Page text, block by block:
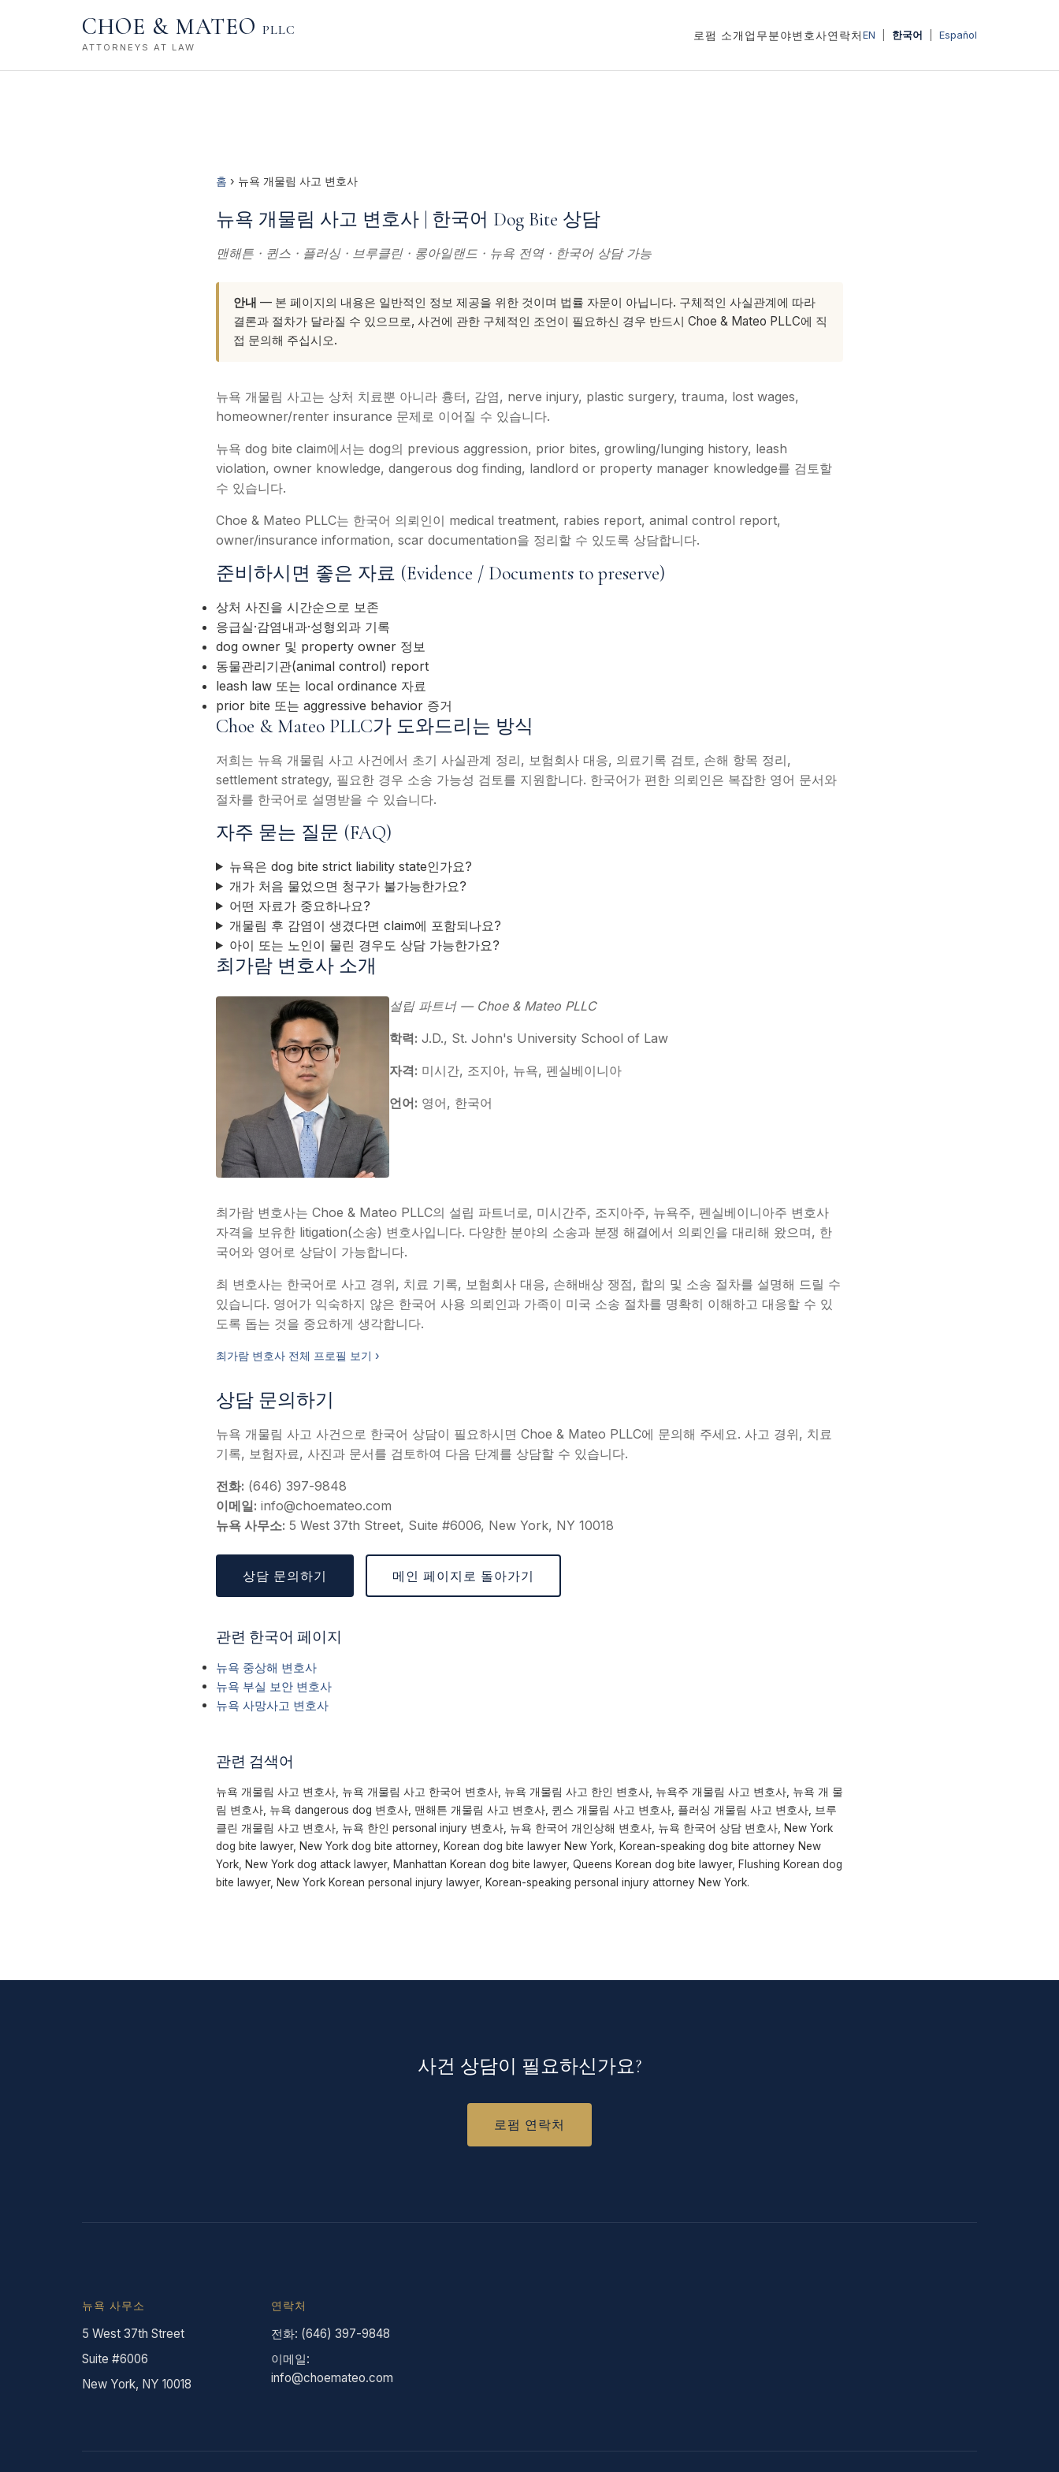
CHOE & MATEO PLLC
ATTORNEYS AT LAW
로펌 소개 업무분야변호사연락처 EN 한국어 Español
홈 › 뉴욕 개물림 사고 변호사
뉴욕 개물림 사고 변호사 | 한국어 Dog Bite 상담
맨해튼 · 퀸스 · 플러싱 · 브루클린 · 롱아일랜드 · 뉴욕 전역 · 한국어 상담 가능
안내 — 본 페이지의 내용은 일반적인 정보 제공을 위한 것이며 법률 자문이 아닙니다. 구체적인 사실관계에 따라
결론과 절차가 달라질 수 있으므로, 사건에 관한 구체적인 조언이 필요하신 경우 반드시 Choe & Mateo PLLC에 직
접 문의해 주십시오.
뉴욕 개물림 사고는 상처 치료뿐 아니라 흉터, 감염, nerve injury, plastic surgery, trauma, lost wages,
homeowner/renter insurance 문제로 이어질 수 있습니다.
뉴욕 dog bite claim에서는 dog의 previous aggression, prior bites, growling/lunging history, leash
violation, owner knowledge, dangerous dog finding, landlord or property manager knowledge를 검토할
수 있습니다.
Choe & Mateo PLLC는 한국어 의뢰인이 medical treatment, rabies report, animal control report,
owner/insurance information, scar documentation을 정리할 수 있도록 상담합니다.
준비하시면 좋은 자료 (Evidence / Documents to preserve)
상처 사진을 시간순으로 보존
응급실·감염내과·성형외과 기록
dog owner 및 property owner 정보
동물관리기관(animal control) report
leash law 또는 local ordinance 자료
prior bite 또는 aggressive behavior 증거
Choe & Mateo PLLC가 도와드리는 방식
저희는 뉴욕 개물림 사고 사건에서 초기 사실관계 정리, 보험회사 대응, 의료기록 검토, 손해 항목 정리,
settlement strategy, 필요한 경우 소송 가능성 검토를 지원합니다. 한국어가 편한 의뢰인은 복잡한 영어 문서와
절차를 한국어로 설명받을 수 있습니다.
자주 묻는 질문 (FAQ)
뉴욕은 dog bite strict liability state인가요?
개가 처음 물었으면 청구가 불가능한가요?
어떤 자료가 중요하나요?
개물림 후 감염이 생겼다면 claim에 포함되나요?
아이 또는 노인이 물린 경우도 상담 가능한가요?
최가람 변호사 소개
설립 파트너 — Choe & Mateo PLLC
학력: J.D., St. John's University School of Law
자격: 미시간, 조지아, 뉴욕, 펜실베이니아
언어: 영어, 한국어
최가람 변호사는 Choe & Mateo PLLC의 설립 파트너로, 미시간주, 조지아주, 뉴욕주, 펜실베이니아주 변호사
자격을 보유한 litigation(소송) 변호사입니다. 다양한 분야의 소송과 분쟁 해결에서 의뢰인을 대리해 왔으며, 한
국어와 영어로 상담이 가능합니다.
최 변호사는 한국어로 사고 경위, 치료 기록, 보험회사 대응, 손해배상 쟁점, 합의 및 소송 절차를 설명해 드릴 수
있습니다. 영어가 익숙하지 않은 한국어 사용 의뢰인과 가족이 미국 소송 절차를 명확히 이해하고 대응할 수 있
도록 돕는 것을 중요하게 생각합니다.
최가람 변호사 전체 프로필 보기 ›
상담 문의하기
뉴욕 개물림 사고 사건으로 한국어 상담이 필요하시면 Choe & Mateo PLLC에 문의해 주세요. 사고 경위, 치료
기록, 보험자료, 사진과 문서를 검토하여 다음 단계를 상담할 수 있습니다.
전화: (646) 397-9848
이메일: info@choemateo.com
뉴욕 사무소: 5 West 37th Street, Suite #6006, New York, NY 10018
상담 문의하기 메인 페이지로 돌아가기
관련 한국어 페이지
뉴욕 중상해 변호사
뉴욕 부실 보안 변호사
뉴욕 사망사고 변호사
관련 검색어
뉴욕 개물림 사고 변호사, 뉴욕 개물림 사고 한국어 변호사, 뉴욕 개물림 사고 한인 변호사, 뉴욕주 개물림 사고 변호사, 뉴욕 개 물
림 변호사, 뉴욕 dangerous dog 변호사, 맨해튼 개물림 사고 변호사, 퀸스 개물림 사고 변호사, 플러싱 개물림 사고 변호사, 브루
클린 개물림 사고 변호사, 뉴욕 한인 personal injury 변호사, 뉴욕 한국어 개인상해 변호사, 뉴욕 한국어 상담 변호사, New York
dog bite lawyer, New York dog bite attorney, Korean dog bite lawyer New York, Korean-speaking dog bite attorney New
York, New York dog attack lawyer, Manhattan Korean dog bite lawyer, Queens Korean dog bite lawyer, Flushing Korean dog
bite lawyer, New York Korean personal injury lawyer, Korean-speaking personal injury attorney New York.
사건 상담이 필요하신가요?
로펌 연락처
뉴욕 사무소
5 West 37th Street
Suite #6006
New York, NY 10018
연락처
전화: (646) 397-9848
이메일:
info@choemateo.com